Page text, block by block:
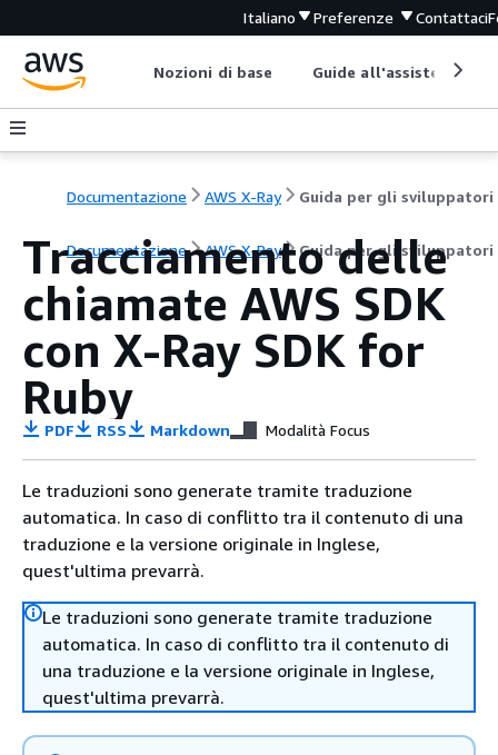
Italiano Preferenze Contattaci
Nozioni di base Guide all'assistenza
Documentazione AWS X-Ray Guida per gli sviluppatori
Documentazione AWS X-Ray Guida per gli sviluppatori
Tracciamento delle
chiamate AWS SDK
con X-Ray SDK for
Ruby
PDF RSS Markdown Modalità Focus
Le traduzioni sono generate tramite traduzione
automatica. In caso di conflitto tra il contenuto di una
traduzione e la versione originale in Inglese,
quest'ultima prevarrà.
Le traduzioni sono generate tramite traduzione
automatica. In caso di conflitto tra il contenuto di
una traduzione e la versione originale in Inglese,
quest'ultima prevarrà.